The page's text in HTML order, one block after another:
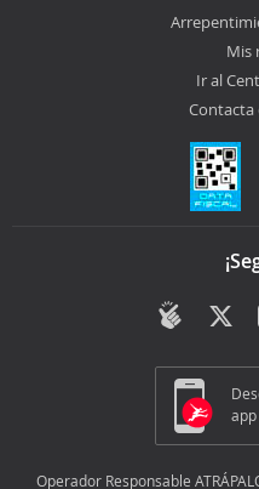
Mis
Ir al
Operador Responsable